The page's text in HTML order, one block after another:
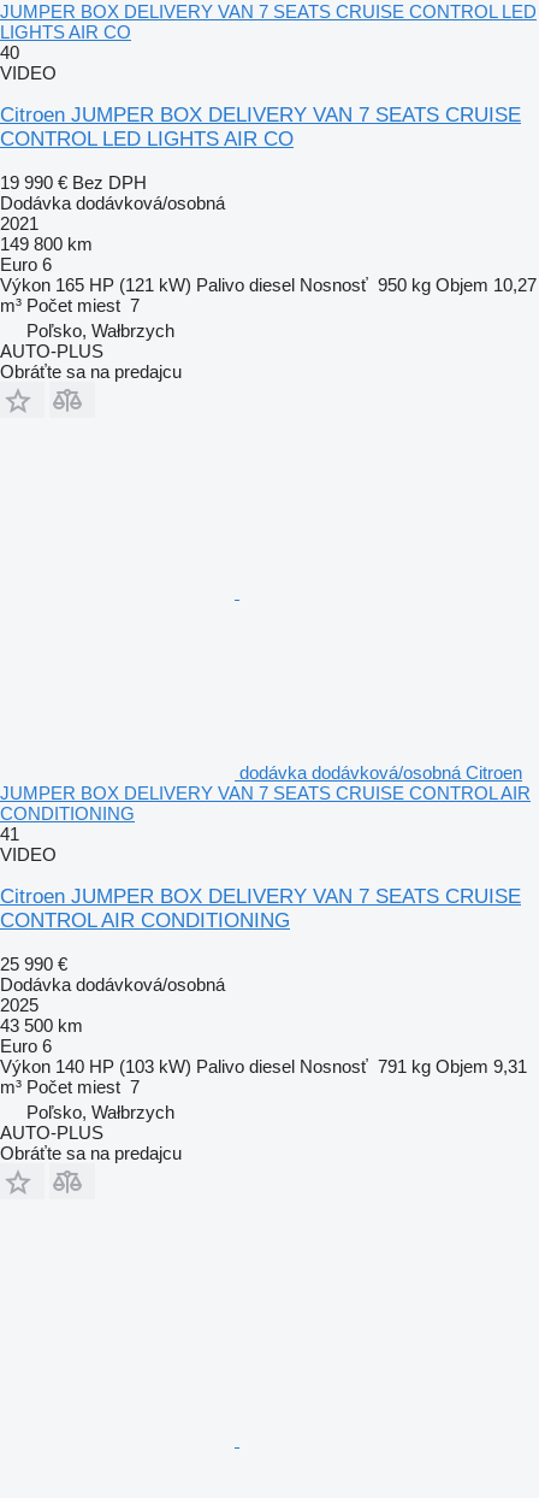
JUMPER BOX DELIVERY VAN 7 SEATS CRUISE CONTROL LED
LIGHTS AIR CO
40
VIDEO
Citroen JUMPER BOX DELIVERY VAN 7 SEATS CRUISE
CONTROL LED LIGHTS AIR CO
19 990 € Bez DPH
Dodávka dodávková/osobná
2021
149 800 km
Euro 6
Výkon 165 HP (121 kW) Palivo diesel Nosnosť 950 kg Objem 10,27
m³ Počet miest 7
Poľsko, Wałbrzych
AUTO-PLUS
Obráťte sa na predajcu
dodávka dodávková/osobná Citroen
JUMPER BOX DELIVERY VAN 7 SEATS CRUISE CONTROL AIR
CONDITIONING
41
VIDEO
Citroen JUMPER BOX DELIVERY VAN 7 SEATS CRUISE
CONTROL AIR CONDITIONING
25 990 €
Dodávka dodávková/osobná
2025
43 500 km
Euro 6
Výkon 140 HP (103 kW) Palivo diesel Nosnosť 791 kg Objem 9,31
m³ Počet miest 7
Poľsko, Wałbrzych
AUTO-PLUS
Obráťte sa na predajcu